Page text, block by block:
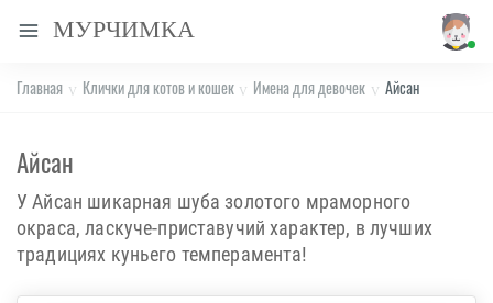
МУРЧИМКА
Главная Клички для котов и кошек Имена для девочек Айсан
Айсан
У Айсан шикарная шуба золотого мраморного
окраса, ласкуче-приставучий характер, в лучших
традициях куньего темперамента!